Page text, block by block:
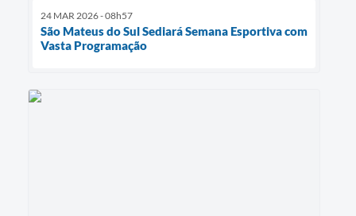
24 MAR 2026 - 08h57
São Mateus do Sul Sediará Semana Esportiva com
Vasta Programação